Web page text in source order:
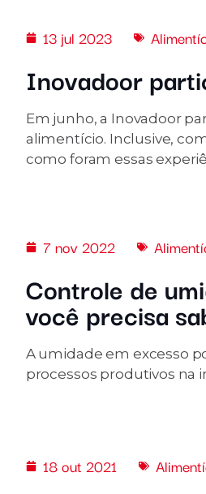
13 jul 2023
Inovadoor
Em junho, a Inovadoor
alimentício. Inclusive,
como foram essas
7 nov 2022
Controle de
você precisa
A umidade em excesso
processos produtivos na
18 out 2021